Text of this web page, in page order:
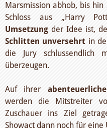
Marsmission abhob, bis hin
Schloss aus „Harry
Umsetzung der Idee ist,
Schlitten unversehrt in
die Jury
überzeugen.
Auf ihrer
werden die Mitstreiter
Zuschauer ins Ziel
Showact dann noch für eine